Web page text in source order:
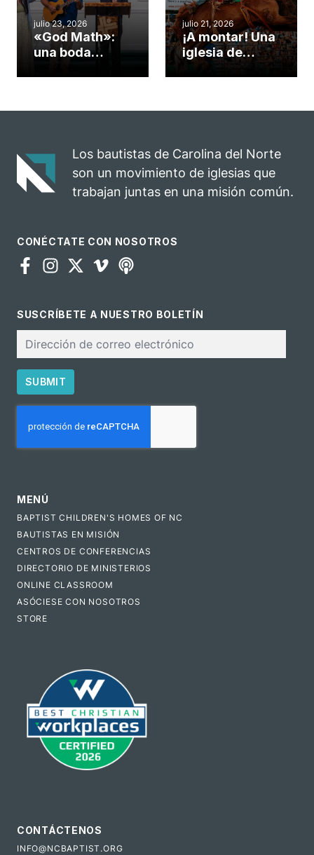
cuento
julio 23, 2026
«God Math»:
una boda
celebra el
julio 21, 2026
¡A montar! Una
iglesia de
rodeo anual en
para el
ministerio
Los bautistas de Carolina del Norte
son un movimiento de iglesias que
trabajan juntas en una misión común.
CONÉCTATE CON NOSOTROS
SUSCRÍBETE A NUESTRO BOLETÍN
electrónico
SUBMIT
MENÚ
BAPTIST CHILDREN'S HOMES OF NC
BAUTISTAS EN MISIÓN
CENTROS DE CONFERENCIAS
DIRECTORIO DE MINISTERIOS
ONLINE CLASSROOM
ASÓCIESE CON NOSOTROS
STORE
CONTÁCTENOS
INFO@NCBAPTIST.ORG